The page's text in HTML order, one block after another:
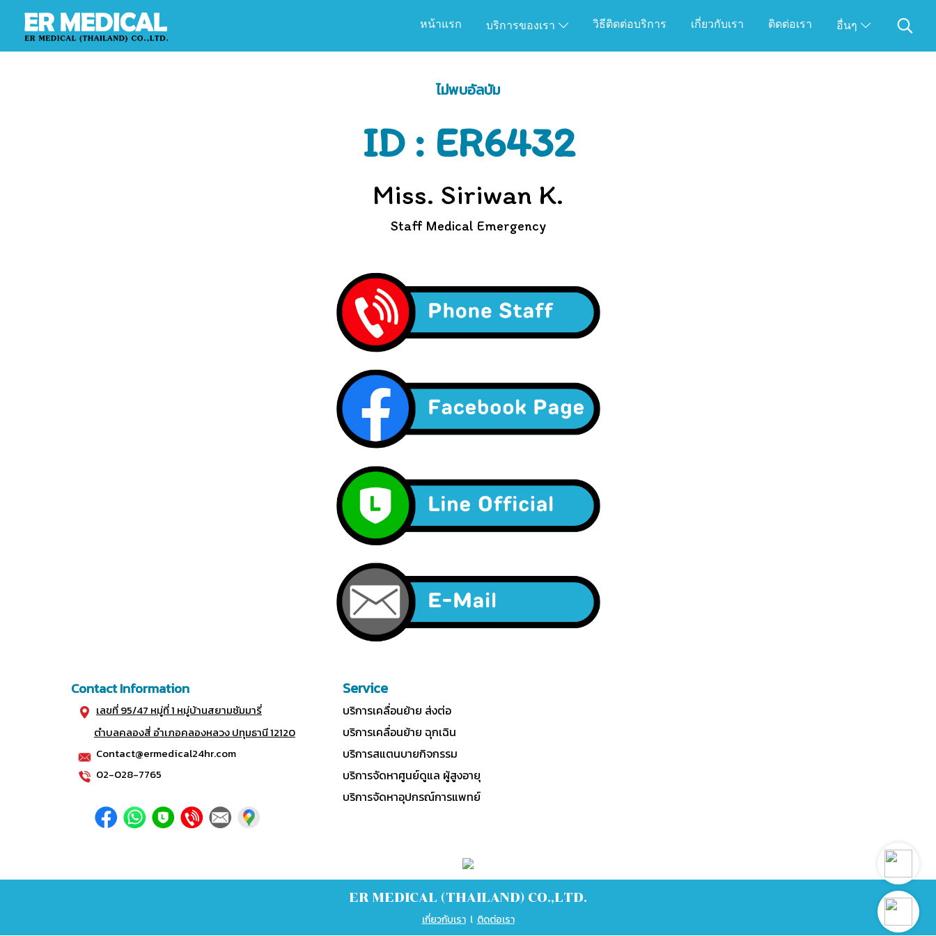
หน้าแรก บริการของเรา วิธีติดต่อบริการ เกี่ยวกับเรา ติดต่อเรา อื่นๆ
ไม่พบอัลบัม
ID : ER6432
Miss. Siriwan K.
Staff Medical Emergency
Contact Information
เลขที่ 95/47 หมู่ที่ 1 หมู่บ้านสยามซัมมารี่
ตำบลคลองสี่ อำเภอคลองหลวง ปทุมธานี 12120
Contact@ermedical24hr.com
02-028-7765
Service
บริการเคลื่อนย้าย ส่งต่อ
บริการเคลื่อนย้าย ฉุกเฉิน
บริการสแตนบายกิจกรรม
บริการจัดหาศูนย์ดูแล ผู้สูงอายุ
บริการจัดหาอุปกรณ์การแพทย์
ER MEDICAL (THAILAND) CO.,LTD.
เกี่ยวกับเราl ติดต่อเรา